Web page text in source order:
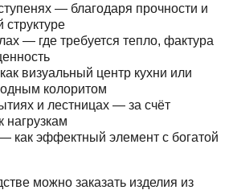
— благодаря прочности и
структуре
— где требуется тепло, фактура
визуальный центр кухни или
колоритом
и лестницах — за счёт
нагрузкам
как эффектный элемент с богатой
можно заказать изделия из